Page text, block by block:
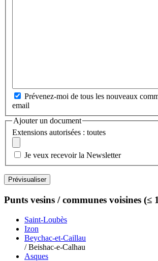
Prévenez-moi de tous les nouveaux
email
Ajouter un document
Extensions autorisées : toutes
Je veux recevoir la Newsletter
Punts vesins / communes voisines (≤
Saint-Loubès
Izon
Beychac-et-Caillau
/ Beishac-e-Calhau
Asques